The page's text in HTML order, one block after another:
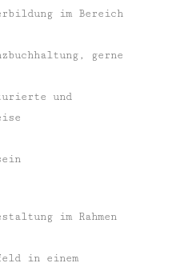
im Bereich
gerne
und
im Rahmen
in einem